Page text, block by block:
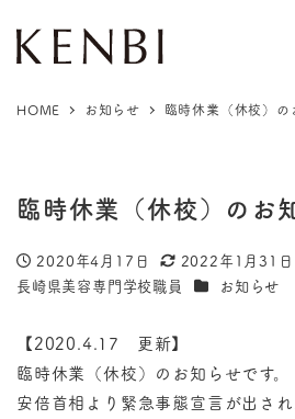
HOME お知らせ 臨時休業（休校）の
臨時休業（休校）のお
投稿日
2020年4月17日
更新日
2022年1月31日
著
長崎県美容専門学校職員 カテゴリー
お知らせ
【2020.4.17 更新】
臨時休業（休校）のお知らせです。
安倍首相より緊急事態宣言が出さ